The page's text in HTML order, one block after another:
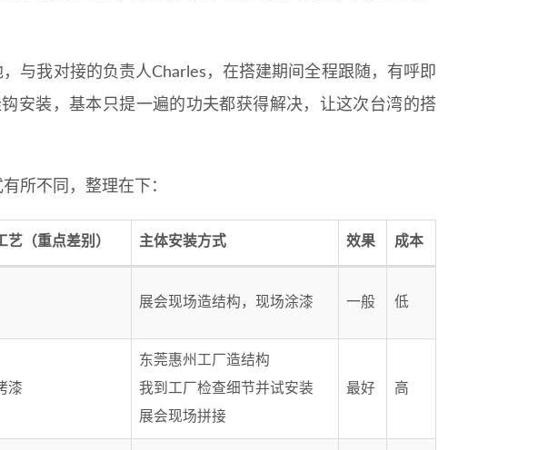
与我对接的负责人Charles，在搭建期间全程跟随，有呼即
安装，基本只提一遍的功夫都获得解决，让这次台湾的搭
所不同，整理在下：
艺（重点差别） 主体安装方式 效果 成本
展会现场造结构，现场涂漆 一般 低
漆
东莞惠州工厂造结构
我到工厂检查细节并试安装
展会现场拼接
最好 高